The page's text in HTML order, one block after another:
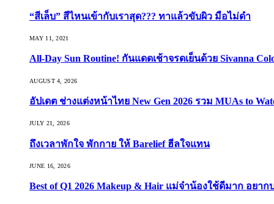
“สีเล็บ” สีไหนเข้ากับเราสุด??? ทาแล้วขับผิว มือไม่ดำ
MAY 11, 2021
All-Day Sun Routine! กันแดดเช้าจรดเย็นด้วย Sivanna
AUGUST 4, 2026
อัปเดต ช่างแต่งหน้าไทย New Gen 2026 รวม MUAs to
JULY 21, 2026
ถึงเวลาพักใจ พักกาย ให้ Barelief ฮีลใจแทน
JUNE 16, 2026
Best of Q1 2026 Makeup & Hair แม่จ๋าน้องใช้ดีมาก อยาก